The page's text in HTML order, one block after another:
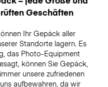
Geschäften
Ihr Gepäck aller
Standorte lagern. Es
das Photo-Equipment
können Sie Gepäck,
unsere zufriedenen
aufbewahren, da wir